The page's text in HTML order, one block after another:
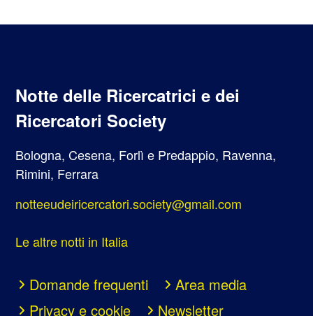
Notte delle Ricercatrici e dei
Ricercatori Society
Bologna, Cesena, Forlì e Predappio, Ravenna,
Rimini, Ferrara
notteeudeiricercatori.society@gmail.com
Le altre notti in Italia
Domande frequenti
Area media
Privacy e cookie
Newsletter